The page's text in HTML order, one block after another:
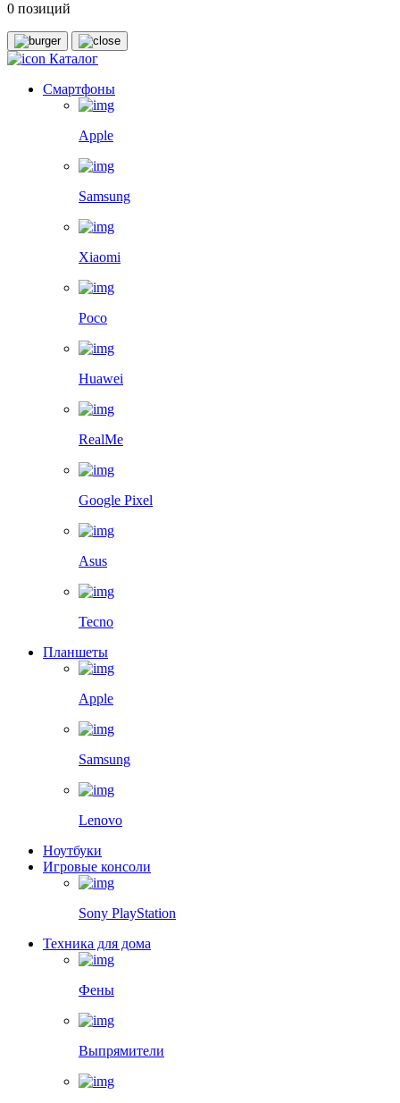
0 позиций
Каталог
Смартфоны
Apple
Samsung
Xiaomi
Poco
Huawei
RealMe
Google Pixel
Asus
Tecno
Планшеты
Apple
Samsung
Lenovo
Ноутбуки
Игровые консоли
Sony PlayStation
Техника для дома
Фены
Выпрямители